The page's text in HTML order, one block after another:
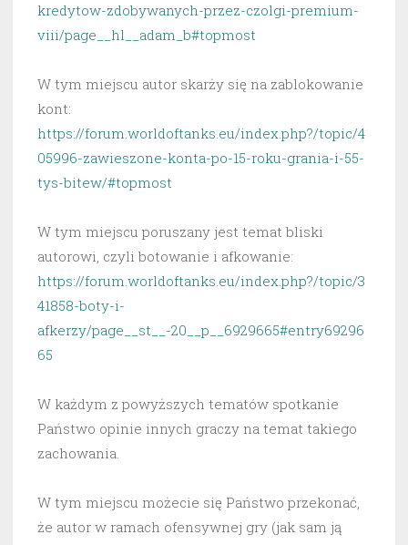
kredytow-zdobywanych-przez-czolgi-premium-
viii/page__hl__adam_b#topmost
W tym miejscu autor skarży się na zablokowanie
kont:
https://forum.worldoftanks.eu/index.php?/topic/4
05996-zawieszone-konta-po-15-roku-grania-i-55-
tys-bitew/#topmost
W tym miejscu poruszany jest temat bliski
autorowi, czyli botowanie i afkowanie:
https://forum.worldoftanks.eu/index.php?/topic/3
41858-boty-i-
afkerzy/page__st__-20__p__6929665#entry69296
65
W każdym z powyższych tematów spotkanie
Państwo opinie innych graczy na temat takiego
zachowania.
W tym miejscu możecie się Państwo przekonać,
że autor w ramach ofensywnej gry (jak sam ją